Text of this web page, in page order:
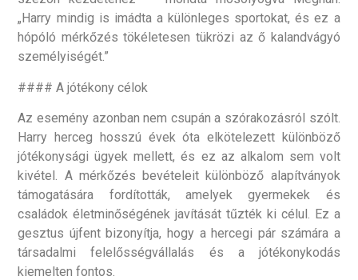
„Harry mindig is imádta a különleges sportokat, és ez a
hópóló mérkőzés tökéletesen tükrözi az ő kalandvágyó
személyiségét.”
#### A jótékony célok
Az esemény azonban nem csupán a szórakozásról szólt.
Harry herceg hosszú évek óta elkötelezett különböző
jótékonysági ügyek mellett, és ez az alkalom sem volt
kivétel. A mérkőzés bevételeit különböző alapítványok
támogatására fordították, amelyek gyermekek és
családok életminőségének javítását tűzték ki célul. Ez a
gesztus újfent bizonyítja, hogy a hercegi pár számára a
társadalmi felelősségvállalás és a jótékonykodás
kiemelten fontos.